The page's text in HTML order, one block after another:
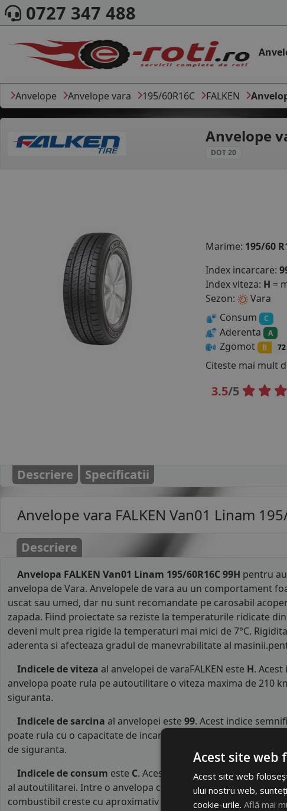
0727 347 488
Anvelope Anvelope vara 195/60R16C FALKEN
Anvelope
DOT 20
Marime: 195/60
Index incarcare:
Index viteza: H =
Sezon:
Vara
Consum
C
Aderenta A
Zgomot B
Citeste mai mult
3.5/5
Descriere Specificatii
Anvelope vara FALKEN Van01 Linam
Descriere
Anvelopa FALKEN Van01 Linam 195/60R16C 99H pentru
anvelopa de Vara. Anvelopele de vara au un comportament
uscat sau umed, dar nu sunt recomandate pe carosabil
zapada. Fiind proiectate sa reziste la temperaturile ridicate
deveni mult prea rigide la temperaturi mai mici de 7°C.
aderenta si afecteaza gradul de manevrabilitate al
Indicele de viteza al anvelopei de varaFALKEN este H.
anvelopa poate rula pe autoutilitare o viteza maxima de 210
siguranta.
Indicele de sarcina al anvelopei este 99. Acest indice
poate rula cu o capacitate de incarcare maxima de 775 kg pe
de siguranta.
Indicele de consum este C. Acest indice reprezinta clasa
al autoutilitarei. Intre o anvelopa cu clasa B si o alta din clasa
combustibil creste cu aproximativ 1 litru la fiecare 1000 km
Acest site web
Acest site web
ului nostru web,
cookie-urile. Află mai